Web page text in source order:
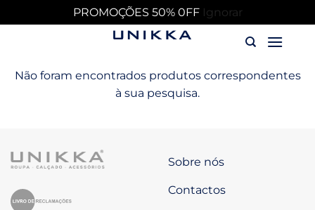
PROMOÇÕES 50% 0FF Ignorar
content
Não foram encontrados produtos correspondentes
à sua pesquisa.
Sobre nós
Contactos